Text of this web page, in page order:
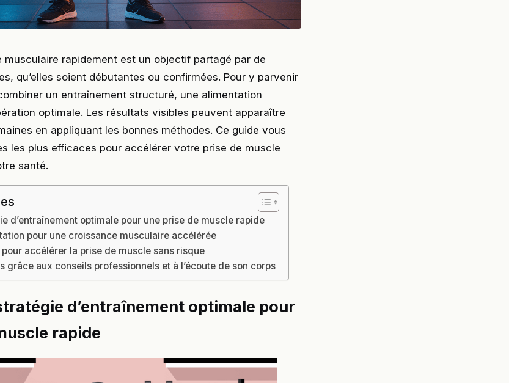
musculaire rapidement est un objectif partagé par de
qu’elles soient débutantes ou confirmées. Pour y parvenir
un entraînement structuré, une alimentation
optimale. Les résultats visibles peuvent apparaître
en appliquant les bonnes méthodes. Ce guide vous
les plus efficaces pour accélérer votre prise de muscle
santé.
d’entraînement optimale pour une prise de muscle rapide
pour une croissance musculaire accélérée
accélérer la prise de muscle sans risque
grâce aux conseils professionnels et à l’écoute de son corps
d’entraînement optimale pour
rapide